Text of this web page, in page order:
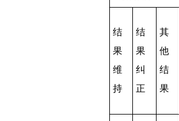
结
果
维
持
结
果
纠
正
其
他
结
果